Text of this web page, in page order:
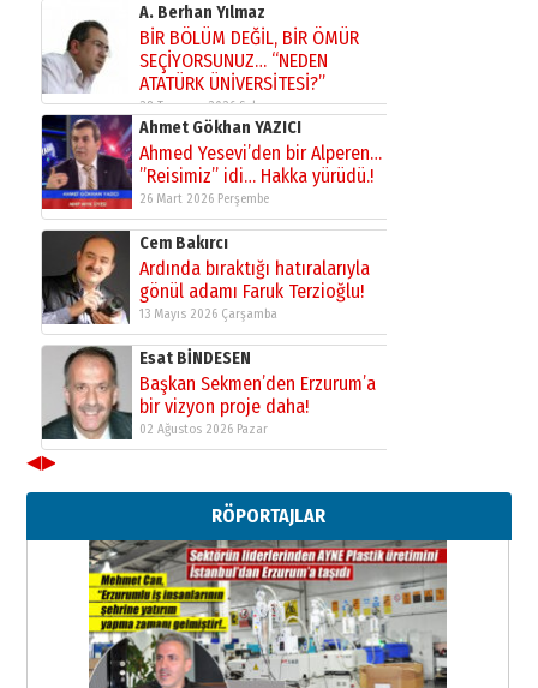
A. Berhan Yılmaz
BİR BÖLÜM DEĞİL, BİR ÖMÜR
SEÇİYORSUNUZ… “NEDEN
ATATÜRK ÜNİVERSİTESİ?”
28 Temmuz 2026 Salı
Ahmet Gökhan YAZICI
Ahmed Yesevi’den bir Alperen…
”Reisimiz” idi… Hakka yürüdü.!
26 Mart 2026 Perşembe
Cem Bakırcı
Ardında bıraktığı hatıralarıyla
gönül adamı Faruk Terzioğlu!
13 Mayıs 2026 Çarşamba
Esat BİNDESEN
Başkan Sekmen’den Erzurum’a
bir vizyon proje daha!
02 Ağustos 2026 Pazar
Erzurumspor’un köşe taşları
29 Haziran 2026 Pazartesi
Kenan GÜLERCİ
Murat Şahsuvaroğlu ERKON’da
çıtayı yukarı taşırken,
yönetimdekiler aşağı
çekmemeli!
◀▶
RÖPORTAJLAR